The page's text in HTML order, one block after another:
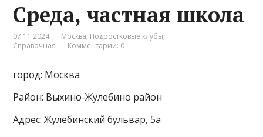
Среда, частная школа
07.11.2024 Москва, Подростковые клубы,
Справочная
Комментарии: 0
город: Москва
Район: Выхино-Жулебино район
Адрес: Жулебинский бульвар, 5а